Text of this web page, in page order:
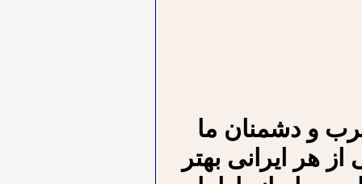
و دشمنان ما
هر ایرانی بهتر